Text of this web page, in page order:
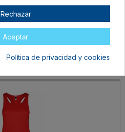
LIMA
Rechazar
Aceptar
Política de privacidad y cookies